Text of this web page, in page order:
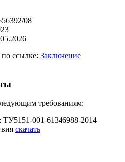
08
ссылке: Заключение
требованиям:
ТУ5151-001-61346988-2014
скачать